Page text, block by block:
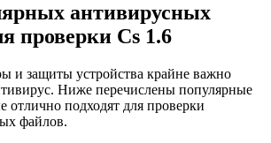
антивирусных
проверки Cs 1.6
и защиты устройства крайне важно
Ниже перечислены популярные
отлично подходят для проверки
файлов.